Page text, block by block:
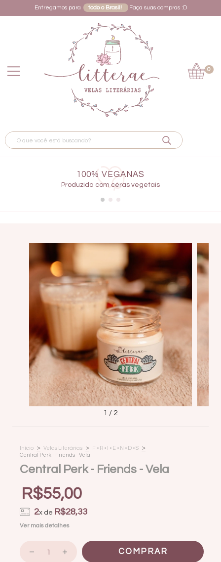
Entregamos para todo o Brasil! Faça suas compras :D
0
100% VEGANAS
Produzida com ceras vegetais
1 / 2
Início > Velas Literárias > F • R • I • E • N • D • S >
Central Perk - Friends - Vela
Central Perk - Friends - Vela
R$55,00
2x de R$28,33
Ver mais detalhes